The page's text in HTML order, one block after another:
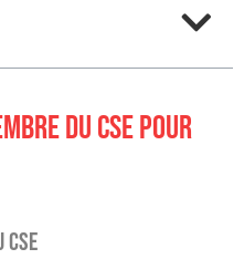
DU CSE POUR